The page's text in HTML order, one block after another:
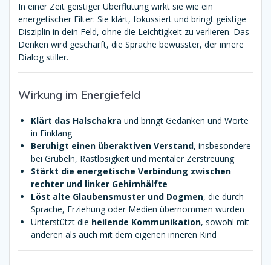
In einer Zeit geistiger Überflutung wirkt sie wie ein
energetischer Filter: Sie klärt, fokussiert und bringt geistige
Disziplin in dein Feld, ohne die Leichtigkeit zu verlieren. Das
Denken wird geschärft, die Sprache bewusster, der innere
Dialog stiller.
Wirkung im Energiefeld
Klärt das Halschakra und bringt Gedanken und Worte
in Einklang
Beruhigt einen überaktiven Verstand, insbesondere
bei Grübeln, Rastlosigkeit und mentaler Zerstreuung
Stärkt die energetische Verbindung zwischen
rechter und linker Gehirnhälfte
Löst alte Glaubensmuster und Dogmen, die durch
Sprache, Erziehung oder Medien übernommen wurden
Unterstützt die heilende Kommunikation, sowohl mit
anderen als auch mit dem eigenen inneren Kind